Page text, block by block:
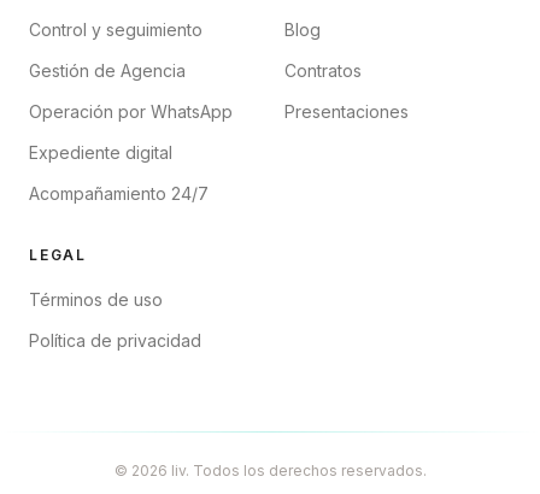
Control y seguimiento
Gestión de Agencia
Operación por WhatsApp
Expediente digital
Acompañamiento 24/7
Blog
Contratos
Presentaciones
LEGAL
Términos de uso
Política de privacidad
© 2026 liv. Todos los derechos reservados.